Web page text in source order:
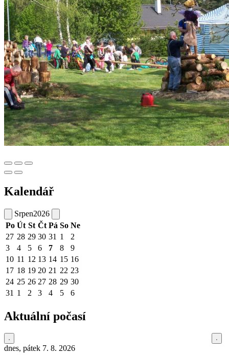
Kalendář
Srpen2026
Po Út St Čt Pá So Ne
27 28 29 30 31 1
2
3
4 5 6 7 8
9
10 11 12 13 14 15 16
17 18 19 20 21 22 23
24 25 26 27 28 29 30
31 1 2 3 4 5 6
Aktuální počasí
dnes, pátek 7. 8. 2026